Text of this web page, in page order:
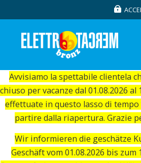
Avvisiamo la spettabile clientela
chiuso per vacanze dal 01.08.2026 al
effettuate in questo lasso di
partire dalla riapertura. Grazie
Wir informieren die geschätze
Geschäft vom 01.08.2026 bis zum